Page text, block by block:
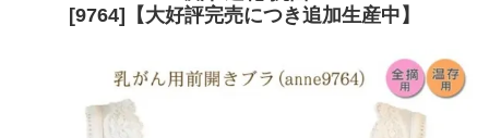
[9764]【大好評完売につき追加生産中】